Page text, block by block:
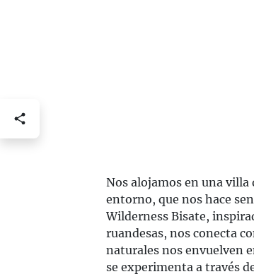
Nos alojamos en una
entorno, que nos hace
Wilderness Bisate,
ruandesas, nos conecta
naturales nos envuelven
se experimenta a través